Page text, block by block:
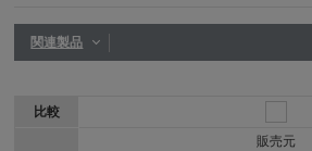
関連製品
比較
販売元